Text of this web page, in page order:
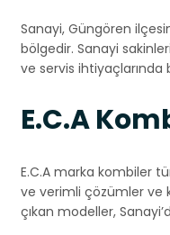
Sanayi, Güngören
bölgedir. Sanayi
ve servis
E.C.A
E.C.A marka kombiler
ve verimli çözümler ve
çıkan modeller,